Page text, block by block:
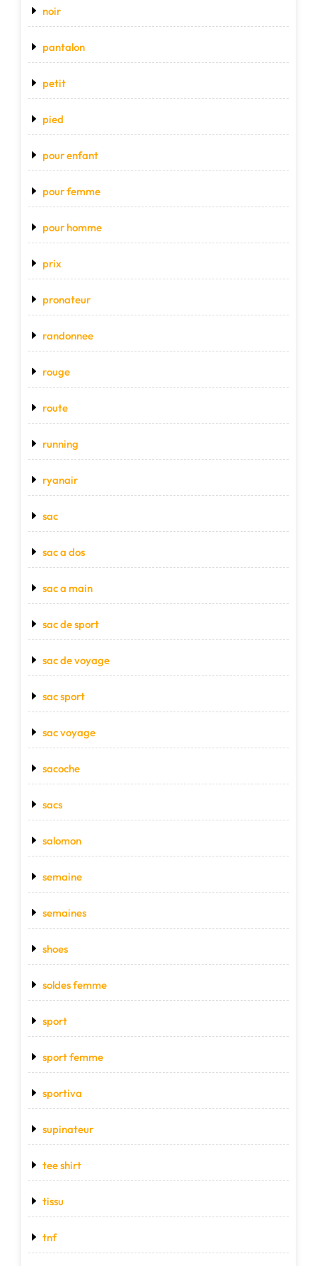
noir
pantalon
petit
pied
pour enfant
pour femme
pour homme
prix
pronateur
randonnee
rouge
route
running
ryanair
sac
sac a dos
sac a main
sac de sport
sac de voyage
sac sport
sac voyage
sacoche
sacs
salomon
semaine
semaines
shoes
soldes femme
sport
sport femme
sportiva
supinateur
tee shirt
tissu
tnf